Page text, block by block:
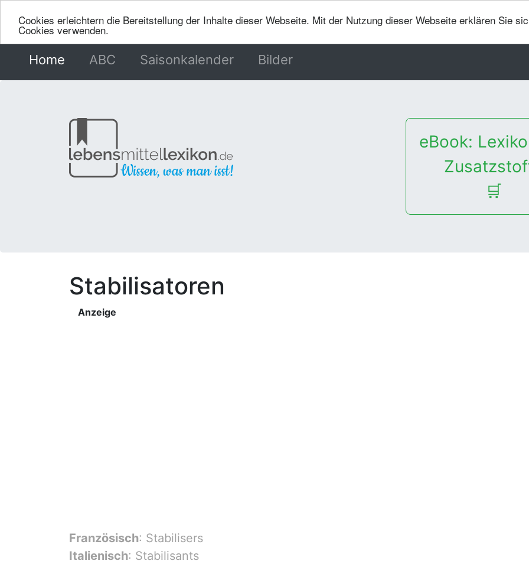
Cookies erleichtern die Bereitstellung der Inhalte dieser Webseite. Mit der Nutzung dieser Webseite erklären Sie
Cookies verwenden.
Home (current)
ABC Saisonkalender Bilder
eBook:
🛒
Stabilisatoren
Anzeige
Französisch: Stabilisers
Italienisch: Stabilisants